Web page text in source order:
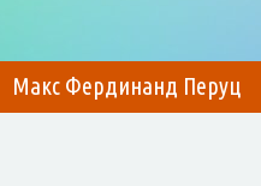
Макс Фердинанд Перуц